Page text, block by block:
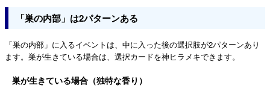
「巣の内部」は2パターンある
「巣の内部」に入るイベントは、中に入った後の選択肢が2パターンあり
ます。巣が生きている場合は、選択カードを神ヒラメキできます。
巣が生きている場合（独特な香り）